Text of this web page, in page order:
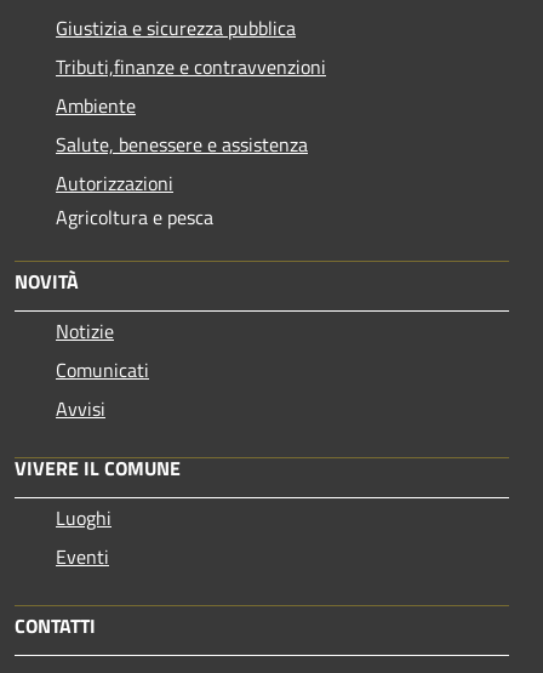
Giustizia e sicurezza pubblica
Tributi,finanze e contravvenzioni
Ambiente
Salute, benessere e assistenza
Autorizzazioni
Agricoltura e pesca
NOVITÀ
Notizie
Comunicati
Avvisi
VIVERE IL COMUNE
Luoghi
Eventi
CONTATTI